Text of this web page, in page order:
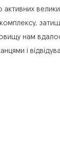
активних
комплексу,
нам
і